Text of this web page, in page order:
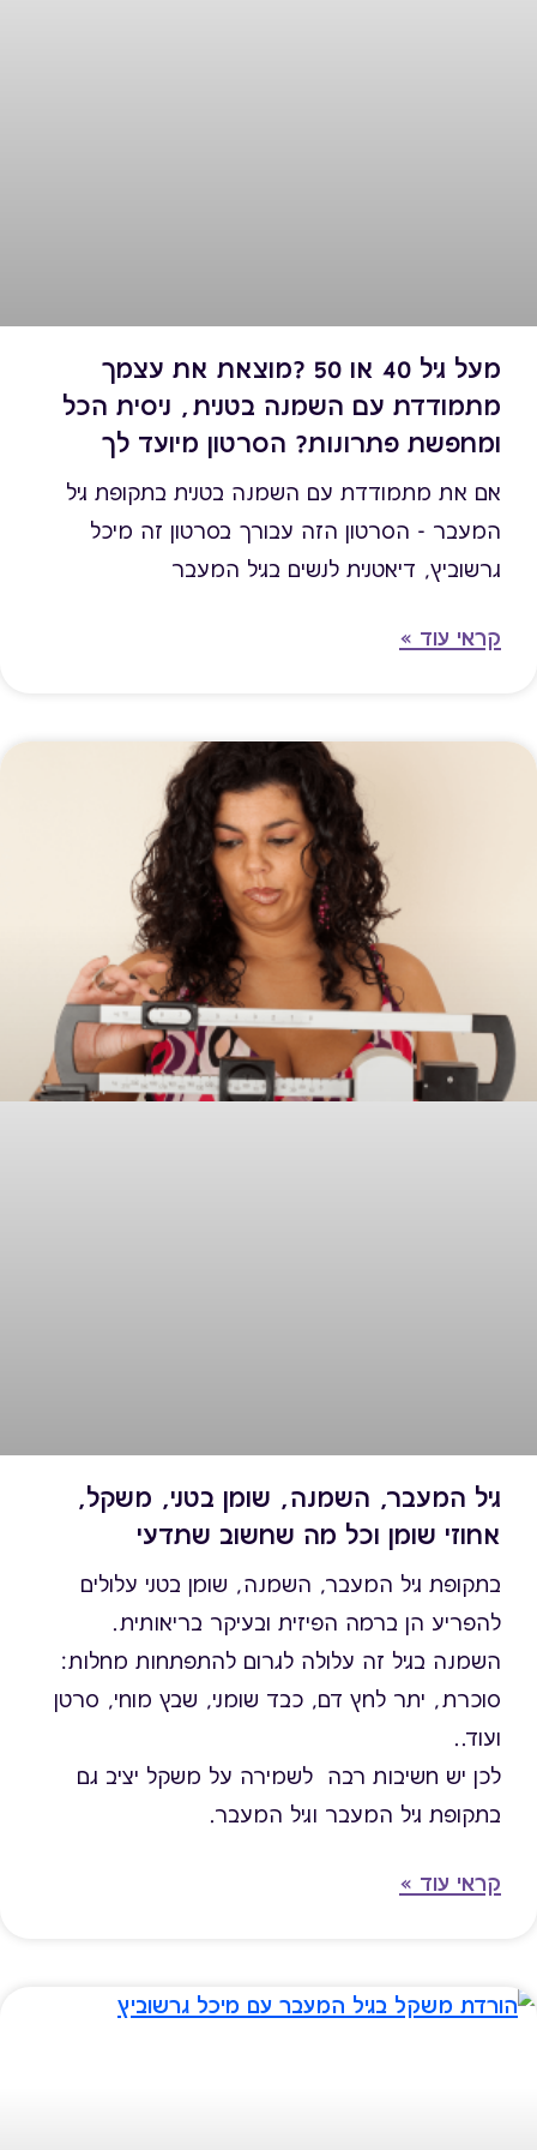
מעל גיל 40 או 50 ?מוצאת את עצמך
מתמודדת עם השמנה בטנית, ניסית הכל
ומחפשת פתרונות? הסרטון מיועד לך
אם את מתמודדת עם השמנה בטנית בתקופת גיל
המעבר - הסרטון הזה עבורך בסרטון זה מיכל
גרשוביץ, דיאטנית לנשים בגיל המעבר
קראי עוד »
גיל המעבר, השמנה, שומן בטני, משקל,
אחוזי שומן וכל מה שחשוב שתדעי
בתקופת גיל המעבר, השמנה, שומן בטני עלולים
להפריע הן ברמה הפיזית ובעיקר בריאותית.
השמנה בגיל זה עלולה לגרום להתפתחות מחלות:
סוכרת, יתר לחץ דם, כבד שומני, שבץ מוחי, סרטן
ועוד..
לכן יש חשיבות רבה לשמירה על משקל יציב גם
בתקופת גיל המעבר וגיל המעבר.
קראי עוד »